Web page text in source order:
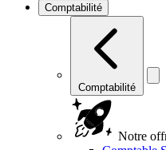
Comptabilité
Comptabilité
Notre